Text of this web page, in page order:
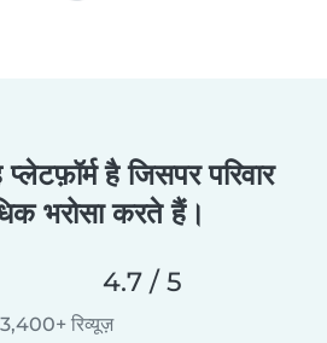
है जिसपर परिवार
भरोसा करते हैं।
4.7 / 5
3,400+ रिव्यूज़